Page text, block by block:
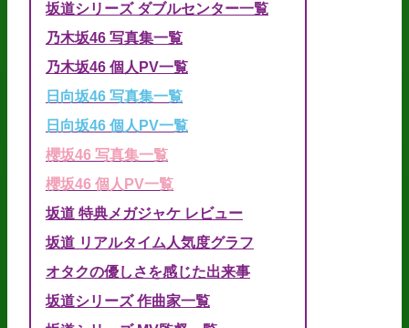
坂道シリーズ ダブルセンター一覧
乃木坂46 写真集一覧
乃木坂46 個人PV一覧
日向坂46 写真集一覧
日向坂46 個人PV一覧
櫻坂46 写真集一覧
櫻坂46 個人PV一覧
坂道 特典メガジャケ レビュー
坂道 リアルタイム人気度グラフ
オタクの優しさを感じた出来事
坂道シリーズ 作曲家一覧